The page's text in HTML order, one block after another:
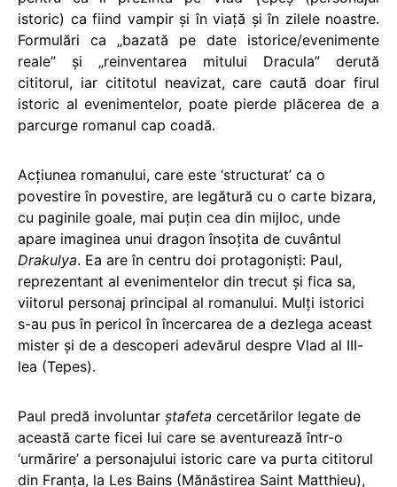
istoric) ca fiind vampir şi în viaţă şi în zilele noastre.
Formulări ca „bazată pe date istorice/evenimente
reale” şi „reinventarea mitului Dracula” derută
cititorul, iar cititotul neavizat, care caută doar firul
istoric al evenimentelor, poate pierde plăcerea de a
parcurge romanul cap coadă.
Acţiunea romanului, care este ‘structurat’ ca o
povestire în povestire, are legătură cu o carte bizara,
cu paginile goale, mai puţin cea din mijloc, unde
apare imaginea unui dragon însoţita de cuvântul
Drakulya. Ea are în centru doi protagonişti: Paul,
reprezentant al evenimentelor din trecut şi fica sa,
viitorul personaj principal al romanului. Mulţi istorici
s-au pus în pericol în încercarea de a dezlega aceast
mister şi de a descoperi adevărul despre Vlad al III-
lea (Tepes).
Paul predă involuntar ştafeta cercetărilor legate de
această carte ficei lui care se aventurează într-o
‘urmărire’ a personajului istoric care va purta cititorul
din Franţa, la Les Bains (Mănăstirea Saint Matthieu),